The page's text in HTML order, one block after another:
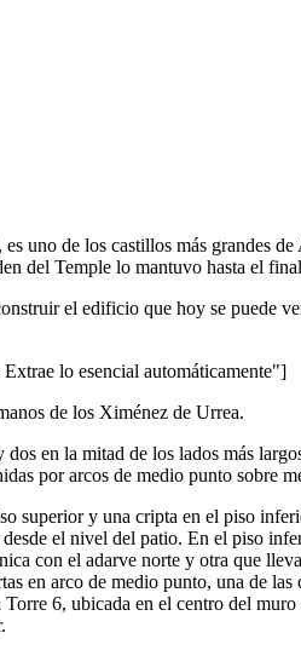
uno de los castillos más grandes
del Temple lo mantuvo hasta el
el edificio que hoy se puede
lo esencial automáticamente"]
de los Ximénez de Urrea.
en la mitad de los lados más
por arcos de medio punto sobre
superior y una cripta en el piso
el nivel del patio. En el piso
con el adarve norte y otra que
en arco de medio punto, una de
6, ubicada en el centro del